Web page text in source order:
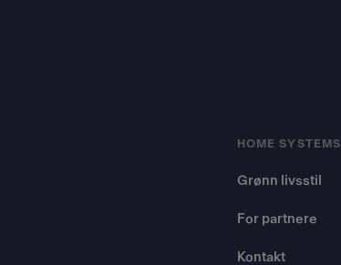
HOME SYSTEMS
Grønn livsstil
For partnere
Kontakt